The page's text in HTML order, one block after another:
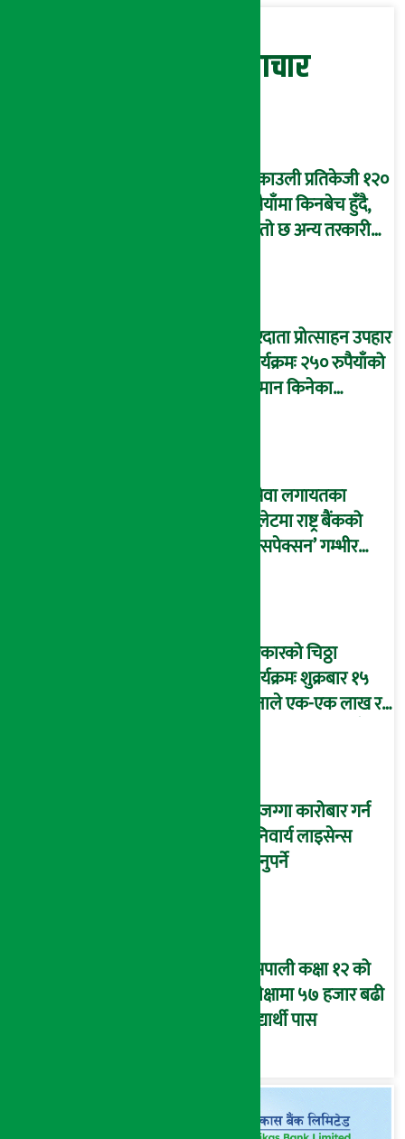
सम्बन्धित समाचार
ब्रोकाउली प्रतिकेजी १२०
रुपैयाँमा किनबेच हुँदै,
यस्तो छ अन्य तरकारी
करदाता प्रोत्साहन उपहार
कार्यक्रमः २५० रुपैयाँको
सामान किनेका
इसेवा लगायतका
वालेटमा राष्ट्र बैंकको
‘इन्सपेक्सन’ गम्भीर
सरकारको चिठ्ठा
कार्यक्रमः शुक्रबार १५
जनाले एक-एक लाख र १
घरजग्गा कारोबार गर्न
अनिवार्य लाइसेन्स
लिनुपर्ने
यसपाली कक्षा १२ को
परीक्षामा ५७ हजार बढी
विद्यार्थी पास